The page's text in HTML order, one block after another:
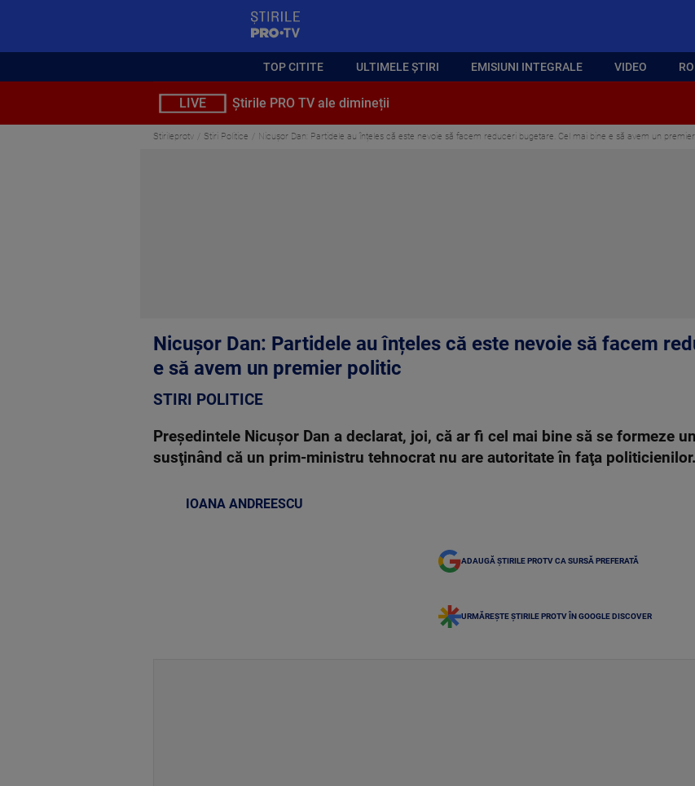
TOP CITITE ULTIMELE ȘTIRI EMISIUNI INTEGRALE VIDEO
LIVE Știrile PRO TV ale dimineții
Stirileprotv Stiri Politice Nicuşor Dan: Partidele au înțeles că este nevoie să facem reduceri bugetare. Cel mai bine e să avem un
Nicuşor Dan: Partidele au înțeles că este nevoie să facem
e să avem un premier politic
STIRI POLITICE
Preşedintele Nicuşor Dan a declarat, joi, că ar fi cel mai bine să se formeze
susţinând că un prim-ministru tehnocrat nu are autoritate în faţa politicienilor.
IOANA ANDREESCU
ADAUGĂ ȘTIRILE PROTV CA SURSĂ PREFERATĂ
URMĂREȘTE ȘTIRILE PROTV ÎN GOOGLE DISCOVER